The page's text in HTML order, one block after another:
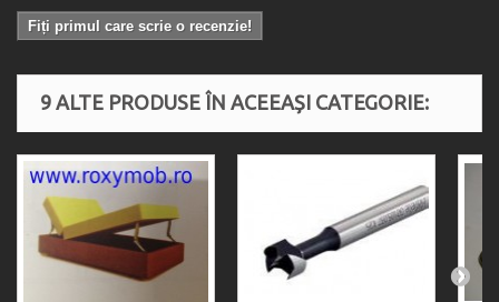
Fiți primul care scrie o recenzie!
9 ALTE PRODUSE ÎN ACEEAȘI CATEGORIE: